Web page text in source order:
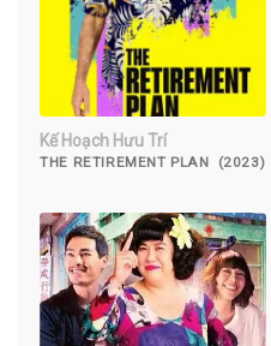
Kế Hoạch Hưu Trí
THE RETIREMENT PLAN (2023)